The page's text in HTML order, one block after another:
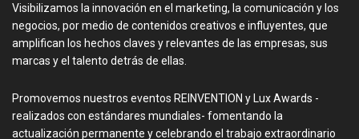
Visibilizamos la innovación en el marketing, la comunicación y los
negocios, por medio de contenidos creativos e influyentes, que
amplifican los hechos claves y relevantes de las empresas, sus
marcas y el talento detrás de ellas.
Promovemos nuestros eventos REINVENTION y Lux Awards -
realizados con estándares mundiales- fomentando la
actualización permanente y celebrando el trabajo extraordinario